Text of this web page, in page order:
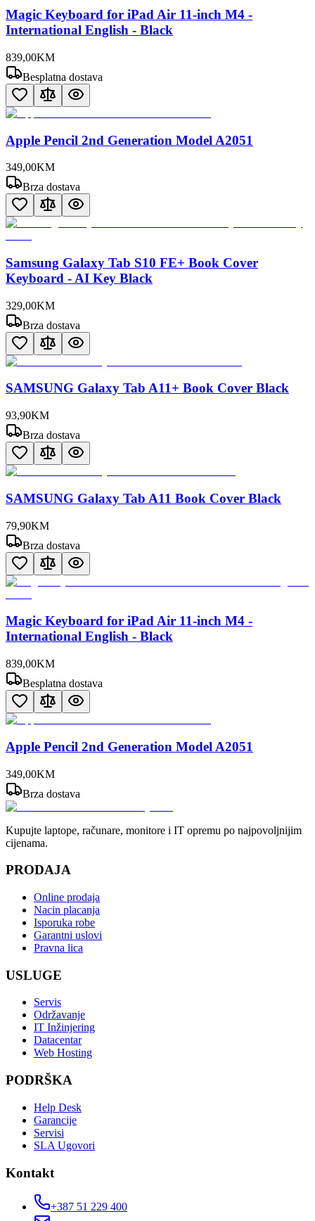
Magic Keyboard for iPad Air 11-inch M4 -
International English - Black
839,00KM
Besplatna dostava
Apple Pencil 2nd Generation Model A2051
349,00KM
Brza dostava
Samsung Galaxy Tab S10 FE+ Book Cover
Keyboard - AI Key Black
329,00KM
Brza dostava
SAMSUNG Galaxy Tab A11+ Book Cover Black
93,90KM
Brza dostava
SAMSUNG Galaxy Tab A11 Book Cover Black
79,90KM
Brza dostava
Magic Keyboard for iPad Air 11-inch M4 -
International English - Black
839,00KM
Besplatna dostava
Apple Pencil 2nd Generation Model A2051
349,00KM
Brza dostava
Kupujte laptope, računare, monitore i IT opremu po najpovoljnijim
cijenama.
PRODAJA
Online prodaja
Nacin placanja
Isporuka robe
Garantni uslovi
Pravna lica
USLUGE
Servis
Održavanje
IT Inžinjering
Datacentar
Web Hosting
PODRŠKA
Help Desk
Garancije
Servisi
SLA Ugovori
Kontakt
+387 51 229 400